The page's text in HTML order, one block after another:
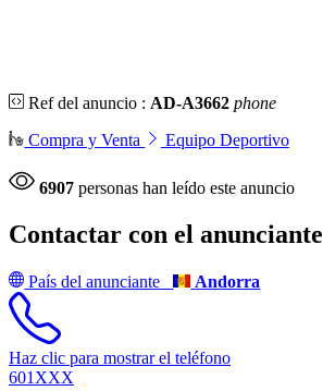
Ref del anuncio : AD-A3662 phone
Compra y Venta Equipo Deportivo
6907 personas han leído este anuncio
Contactar con el anunciante
País del anunciante Andorra
Haz clic para mostrar el teléfono
601XXX